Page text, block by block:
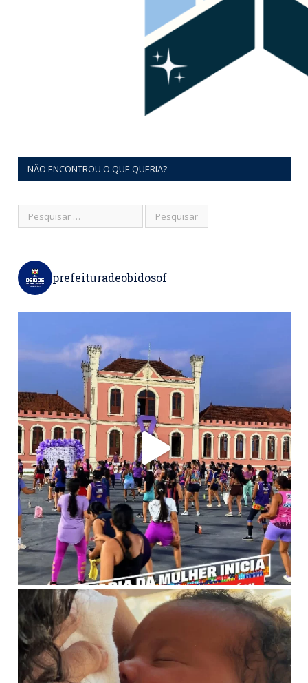
NÃO ENCONTROU O QUE QUERIA?
prefeituradeobidosof